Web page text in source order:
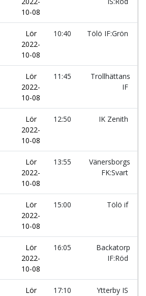
10-08
Lör
2022-
10-08
10:40 Tölö IF:Grön
Lör
2022-
10-08
11:45
Trollhättans
IF
Lör
2022-
10-08
12:50 IK Zenith
Lör
2022-
10-08
13:55
Vänersborgs
FK:Svart
Lör
2022-
10-08
15:00 Tölö if
Lör
2022-
10-08
16:05
Backatorp
IF:Röd
Lör
17:10 Ytterby IS